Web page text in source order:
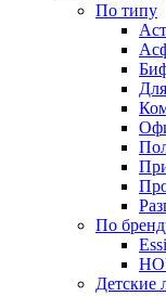
По типу
По
Детские